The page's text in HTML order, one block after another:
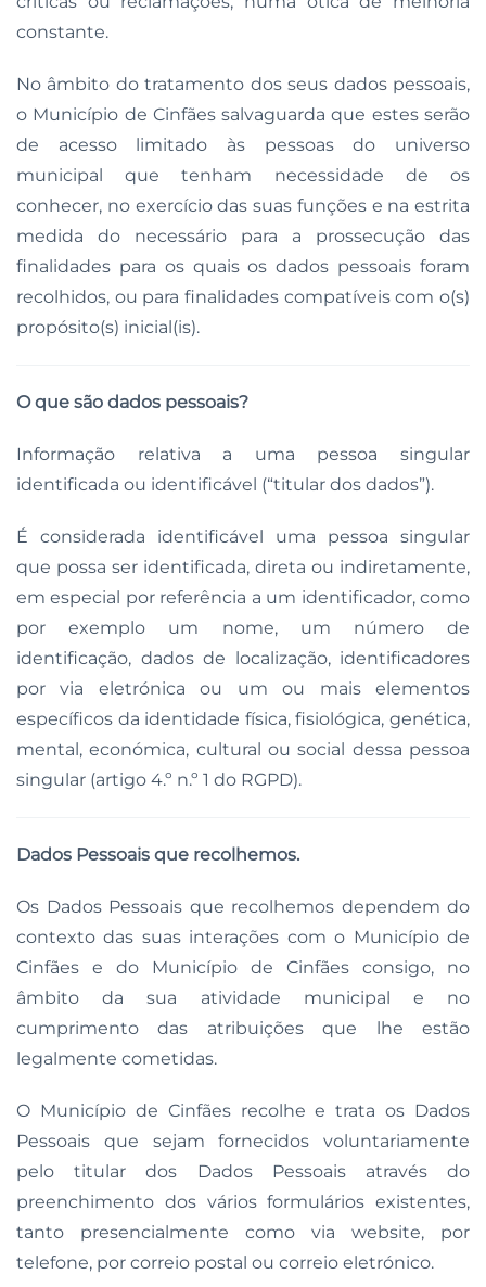
constante.
No âmbito do tratamento dos seus dados pessoais,
o Município de Cinfães salvaguarda que estes serão
de acesso limitado às pessoas do universo
municipal que tenham necessidade de os
conhecer, no exercício das suas funções e na estrita
medida do necessário para a prossecução das
finalidades para os quais os dados pessoais foram
recolhidos, ou para finalidades compatíveis com o(s)
propósito(s) inicial(is).
O que são dados pessoais?
Informação relativa a uma pessoa singular
identificada ou identificável (“titular dos dados”).
É considerada identificável uma pessoa singular
que possa ser identificada, direta ou indiretamente,
em especial por referência a um identificador, como
por exemplo um nome, um número de
identificação, dados de localização, identificadores
por via eletrónica ou um ou mais elementos
específicos da identidade física, fisiológica, genética,
mental, económica, cultural ou social dessa pessoa
singular (artigo 4.º n.º 1 do RGPD).
Dados Pessoais que recolhemos.
Os Dados Pessoais que recolhemos dependem do
contexto das suas interações com o Município de
Cinfães e do Município de Cinfães consigo, no
âmbito da sua atividade municipal e no
cumprimento das atribuições que lhe estão
legalmente cometidas.
O Município de Cinfães recolhe e trata os Dados
Pessoais que sejam fornecidos voluntariamente
pelo titular dos Dados Pessoais através do
preenchimento dos vários formulários existentes,
tanto presencialmente como via website, por
telefone, por correio postal ou correio eletrónico.